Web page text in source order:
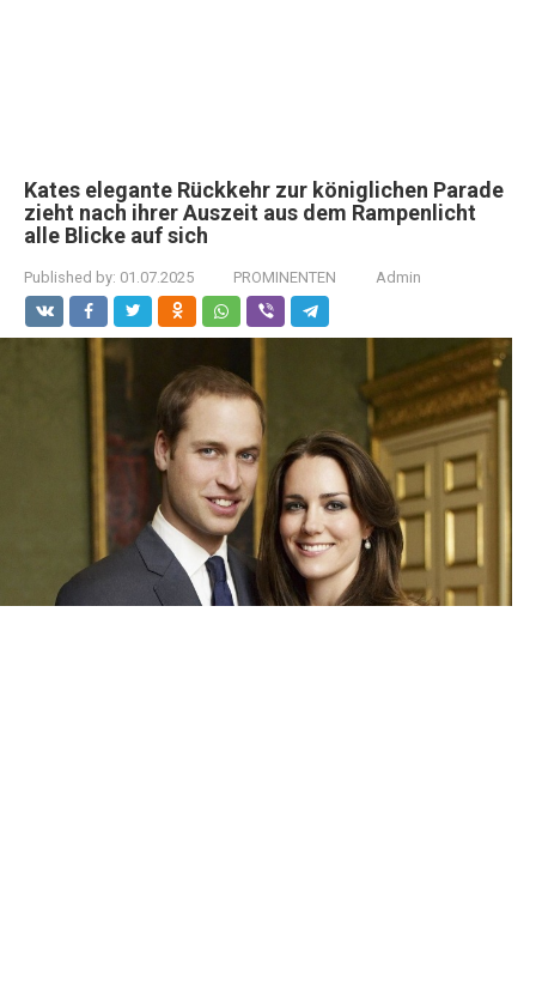
Kates elegante Rückkehr zur königlichen Parade
zieht nach ihrer Auszeit aus dem Rampenlicht
alle Blicke auf sich
Published by: 01.07.2025 PROMINENTEN Admin